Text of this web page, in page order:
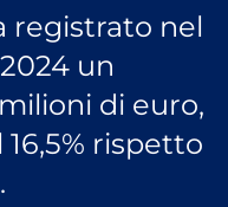
registrato nel
un
di euro,
rispetto